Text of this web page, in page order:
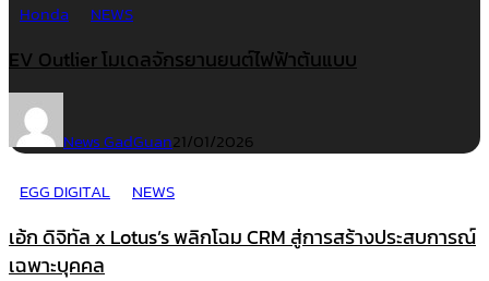
Honda NEWS
EV Outlier โมเดลจักรยานยนต์ไฟฟ้าต้นแบบ
News GadGuan21/01/2026
EGG DIGITAL
NEWS
เอ้ก ดิจิทัล x Lotus’s พลิกโฉม CRM สู่การสร้างประสบการณ์
เฉพาะบุคคล